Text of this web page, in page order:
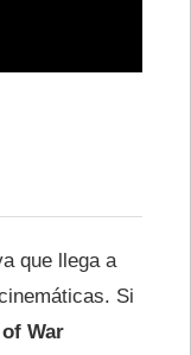
que llega a
Si
War